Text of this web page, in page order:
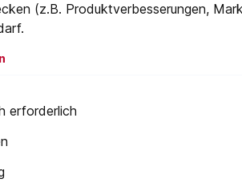
(z.B. Produktverbesserungen,
erforderlich